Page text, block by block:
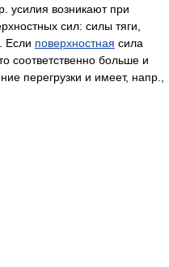
усилия возникают при
сил: силы тяги,
Если поверхностная сила
соответственно больше и
перегрузки и имеет, напр.,